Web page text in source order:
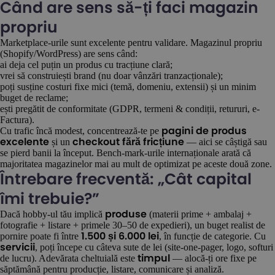
Când are sens să-ți faci magazin
propriu
Marketplace-urile sunt excelente pentru validare. Magazinul propriu
(Shopify/WordPress) are sens când:
ai deja cel puțin un produs cu tracțiune clară;
vrei să construiești brand (nu doar vânzări tranzacționale);
poți susține costuri fixe mici (temă, domeniu, extensii) și un minim
buget de reclame;
ești pregătit de conformitate (GDPR, termeni & condiții, retururi, e-
Factura).
Cu trafic încă modest, concentrează-te pe pagini de produs
excelente și un checkout fără fricțiune — aici se câștigă sau
se pierd banii la început. Bench-mark-urile internaționale arată că
majoritatea magazinelor mai au mult de optimizat pe aceste două zone.
Întrebare frecventă: „Cât capital
îmi trebuie?”
Dacă hobby-ul tău implică produse (materii prime + ambalaj +
fotografie + listare + primele 30–50 de expedieri), un buget realist de
pornire poate fi între 1.500 și 6.000 lei, în funcție de categorie. Cu
servicii, poți începe cu câteva sute de lei (site-one-pager, logo, softuri
de lucru). Adevărata cheltuială este timpul — alocă-ți ore fixe pe
săptămână pentru producție, listare, comunicare și analiză.